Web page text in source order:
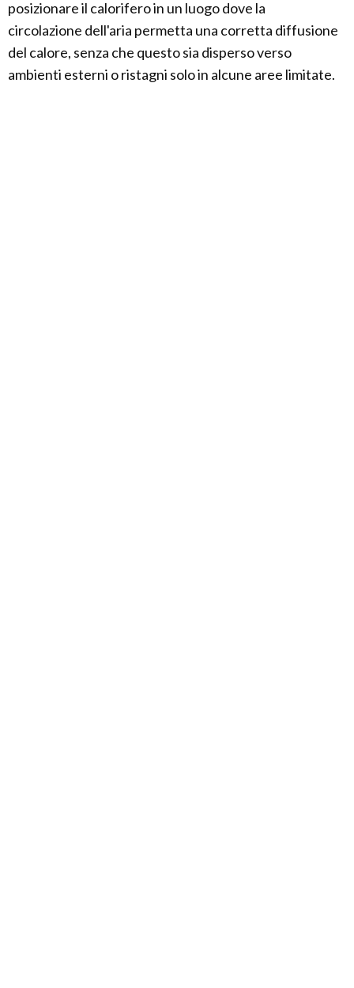
posizionare il calorifero in un luogo dove la
circolazione dell'aria permetta una corretta diffusione
del calore, senza che questo sia disperso verso
ambienti esterni o ristagni solo in alcune aree limitate.